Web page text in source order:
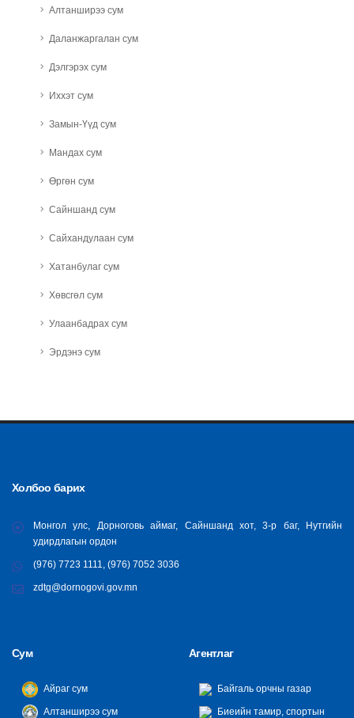
Алтанширээ сум
Даланжаргалан сум
Дэлгэрэх сум
Иххэт сум
Замын-Үүд сум
Мандах сум
Өргөн сум
Сайншанд сум
Сайхандулаан сум
Хатанбулаг сум
Хөвсгөл сум
Улаанбадрах сум
Эрдэнэ сум
Холбоо барих
Монгол улс, Дорноговь аймаг, Сайншанд хот, 3-р баг, Нутгийн
удирдлагын ордон
(976) 7723 1111, (976) 7052 3036
zdtg@dornogovi.gov.mn
Сум
Айраг сум
Алтанширээ сум
Агентлаг
Байгаль орчны газар
Биеийн тамир, спортын